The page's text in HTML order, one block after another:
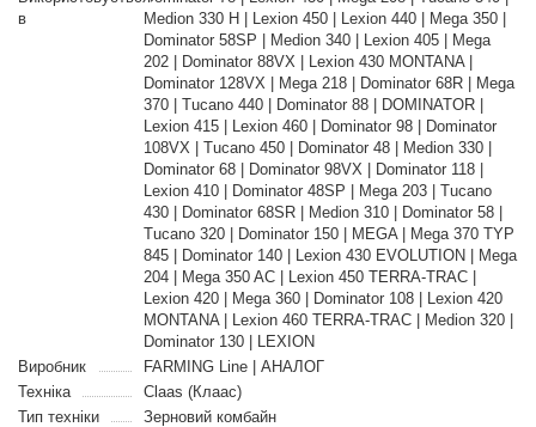
в
Medion 330 H | Lexion 450 | Lexion 440 | Mega 350 |
Dominator 58SP | Medion 340 | Lexion 405 | Mega
202 | Dominator 88VX | Lexion 430 MONTANA |
Dominator 128VX | Mega 218 | Dominator 68R | Mega
370 | Tucano 440 | Dominator 88 | DOMINATOR |
Lexion 415 | Lexion 460 | Dominator 98 | Dominator
108VX | Tucano 450 | Dominator 48 | Medion 330 |
Dominator 68 | Dominator 98VX | Dominator 118 |
Lexion 410 | Dominator 48SP | Mega 203 | Tucano
430 | Dominator 68SR | Medion 310 | Dominator 58 |
Tucano 320 | Dominator 150 | MEGA | Mega 370 TYP
845 | Dominator 140 | Lexion 430 EVOLUTION | Mega
204 | Mega 350 AC | Lexion 450 TERRA-TRAC |
Lexion 420 | Mega 360 | Dominator 108 | Lexion 420
MONTANA | Lexion 460 TERRA-TRAC | Medion 320 |
Dominator 130 | LEXION
Виробник
FARMING Line | АНАЛОГ
Техніка
Claas (Клаас)
Тип техніки
Зерновий комбайн